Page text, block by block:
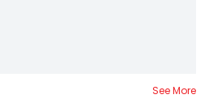
See More